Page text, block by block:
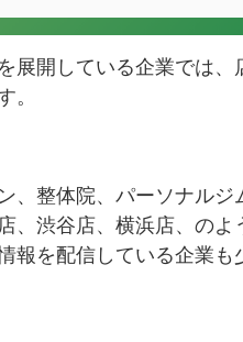
展開している企業では
。
、整体院、パーソナル
、渋谷店、横浜店、の
報を配信している企業も